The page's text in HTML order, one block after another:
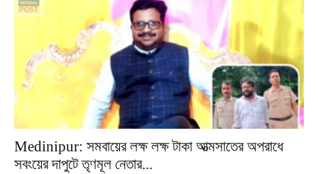
Medinipur: সমবায়ের লক্ষ লক্ষ টাকা আত্মসাতের অপরাধে
সবংয়ের দাপুটে তৃণমূল নেতার...